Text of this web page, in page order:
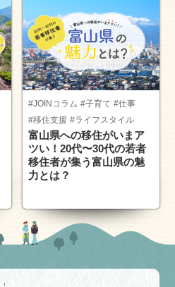
#JOINコラム #子育て #仕事
#移住支援 #ライフスタイル
富山県への移住がいまア
ツい！20代〜30代の若者
移住者が集う富山県の魅
力とは？